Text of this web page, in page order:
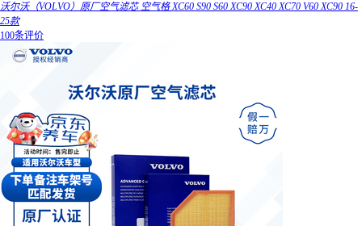
沃尔沃（VOLVO）原厂空气滤芯 空气格 XC60 S90 S60 XC90 XC40 XC70 V60 XC90 16-
25款
100条评价